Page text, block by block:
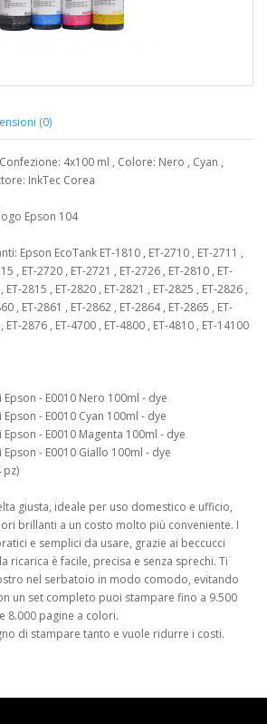
(0)
4x100 ml , Colore: Nero , Cyan ,
InkTec Corea
Epson 104
Epson EcoTank ​ET-1810 , ET-2710 , ET-2711 ,
, ET-2720 , ET-2721 , ET-2726 , ET-2810 , ET-
2815 , ET-2820 , ET-2821 , ET-2825 , ET-2826 ,
, ET-2861 , ET-2862 , ET-2864 , ET-2865 , ET-
ET-2876 , ET-4700 , ET-4800 , ET-4810 , ET-14100
- E0010 Nero 100ml - dye
- E0010 Cyan 100ml - dye
- E0010 Magenta 100ml - dye
- E0010 Giallo 100ml - dye
pz)
giusta, ideale per uso domestico e ufficio,
brillanti a un costo molto più conveniente. I
e semplici da usare, grazie ai beccucci
ricarica è facile, precisa e senza sprechi. Ti
nel serbatoio in modo comodo, evitando
un set completo puoi stampare fino a 9.500
8.000 pagine a colori.
di stampare tanto e vuole ridurre i costi.